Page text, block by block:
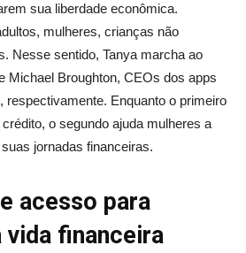
sua liberdade econômica.
mulheres, crianças não
Nesse sentido, Tanya marcha ao
Michael Broughton, CEOs dos apps
, respectivamente. Enquanto o primeiro
o segundo ajuda mulheres a
jornadas financeiras.
acesso para
vida financeira